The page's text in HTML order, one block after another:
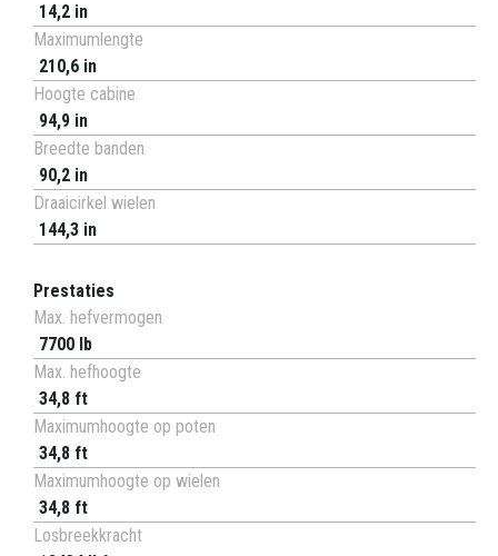
14,2 in
Maximumlengte
210,6 in
Hoogte cabine
94,9 in
Breedte banden
90,2 in
Draaicirkel wielen
144,3 in
Prestaties
Max. hefvermogen
7700 lb
Max. hefhoogte
34,8 ft
Maximumhoogte op poten
34,8 ft
Maximumhoogte op wielen
34,8 ft
Losbreekkracht